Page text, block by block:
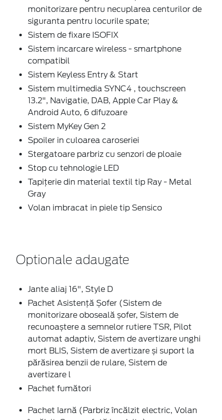
monitorizare pentru necuplarea centurilor de
siguranta pentru locurile spate;
Sistem de fixare ISOFIX
Sistem incarcare wireless - smartphone
compatibil
Sistem Keyless Entry & Start
Sistem multimedia SYNC4 , touchscreen
13.2", Navigatie, DAB, Apple Car Play &
Android Auto, 6 difuzoare
Sistem MyKey Gen 2
Spoiler in culoarea caroseriei
Stergatoare parbriz cu senzori de ploaie
Stop cu tehnologie LED
Tapiţerie din material textil tip Ray - Metal
Gray
Volan imbracat in piele tip Sensico
Optionale adaugate
Jante aliaj 16", Style D
Pachet Asistență Șofer (Sistem de
monitorizare oboseală șofer, Sistem de
recunoaștere a semnelor rutiere TSR, Pilot
automat adaptiv, Sistem de avertizare unghi
mort BLIS, Sistem de avertizare și suport la
părăsirea benzii de rulare, Sistem de
avertizare l
Pachet fumători
Pachet Iarnă (Parbriz încălzit electric, Volan